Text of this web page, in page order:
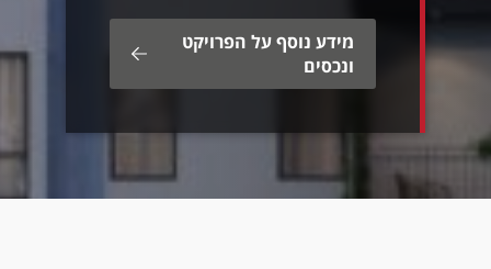
מידע נוסף על הפרויקט
ונכסים